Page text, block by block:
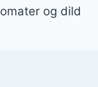
og dild